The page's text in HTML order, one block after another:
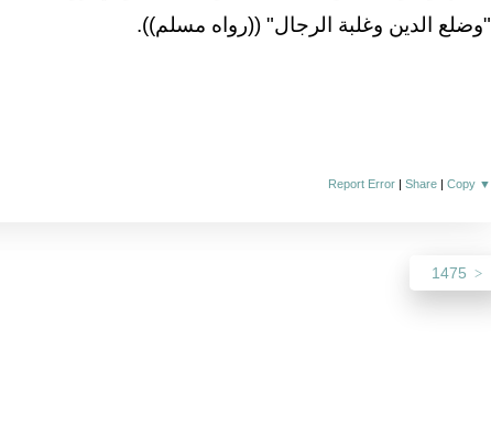
‏"‏وضلع الدين وغلبة الرجال‏"‏ ‏(‏‏(‏رواه مسلم‏)‏‏)‏‏.‏
Report Error |Share |Copy ▼
1475